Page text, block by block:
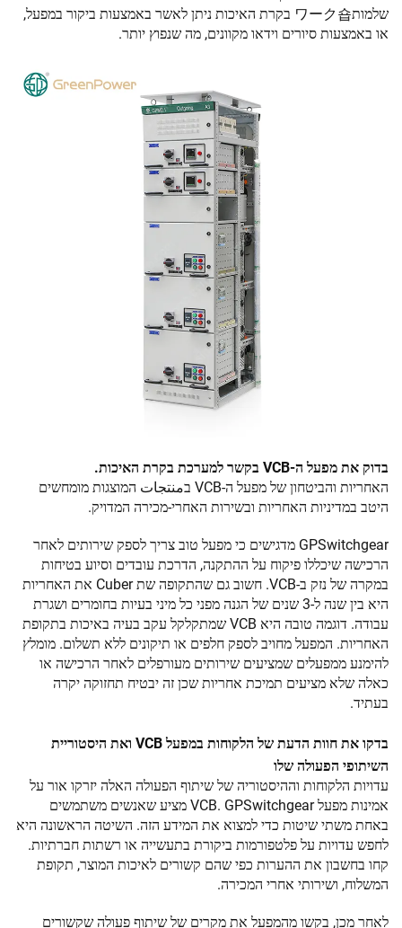
שלמותワーク숍 בקרת האיכות ניתן לאשר באמצעות ביקור במפעל,
או באמצעות סיורים וידאו מקוונים, מה שנפוץ יותר.
בדוק את מפעל ה-VCB בקשר למערכת בקרת האיכות.
האחריות והביטחון של מפעל ה-VСB בمنتجات המוצגות מומחשים
היטב במדיניות האחריות ובשירות האחרי-מכירה המדויק.
GPSwitchgear מדגישים כי מפעל טוב צריך לספק שירותים לאחר
הרכישה שיכללו פיקוח על ההתקנה, הדרכת עובדים וסיוע בטיחות
במקרה של נזק ב-VСB. חשוב גם שהתקופה שת Cuber את האחריות
היא בין שנה ל-3 שנים של הגנה מפני כל מיני בעיות בחומרים ושגרת
עבודה. דוגמה טובה היא VСB שמתקלקל עקב בעיה באיכות בתקופת
האחריות. המפעל מחויב לספק חלפים או תיקונים ללא תשלום. מומלץ
להימנע ממפעלים שמציעים שירותים מעורפלים לאחר הרכישה או
כאלה שלא מציעים תמיכת אחריות שכן זה יבטיח תחזוקה יקרה
בעתיד.
בדקו את חוות הדעת של הלקוחות במפעל VСB ואת היסטוריית
השיתופי הפעולה שלו
עדויות הלקוחות וההיסטוריה של שיתוף הפעולה האלה יזרקו אור על
אמינות מפעל VCB. GPSwitchgear מציע שאנשים משתמשים
באחת משתי שיטות כדי למצוא את המידע הזה. השיטה הראשונה היא
לחפש עדויות על פלטפורמות ביקורת בתעשייה או רשתות חברתיות.
קחו בחשבון את ההערות כפי שהם קשורים לאיכות המוצר, תקופת
המשלוח, ושירותי אחרי המכירה.
לאחר מכן, בקשו מהמפעל את מקרים של שיתוף פעולה שקשורים